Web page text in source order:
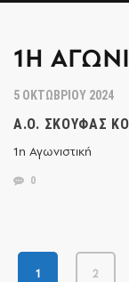
1Η
5 ΟΚΤΩΒΡΊΟΥ 2024
Α.Ο. ΣΚΟΥΦΆΣ
1η Αγωνιστική
0
1 2